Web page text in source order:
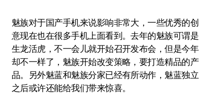
魅族对于国产手机来说影响非常大，一些优秀的创
意现在也在很多手机上面看到。去年的魅族可谓是
生龙活虎，不一会儿就开始召开发布会，但是今年
却不一样了，魅族开始改变策略，要打造精品的产
品。另外魅蓝和魅族分家已经有所动作，魅蓝独立
之后或许还能给我们带来惊喜。